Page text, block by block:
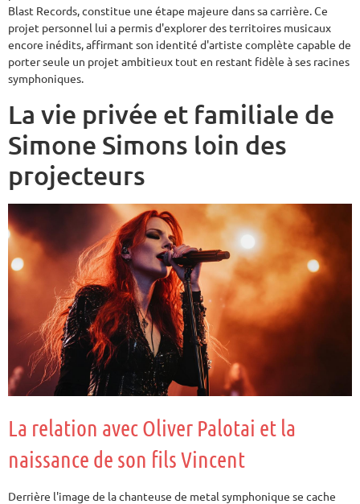
Blast Records, constitue une étape majeure dans sa carrière. Ce
projet personnel lui a permis d'explorer des territoires musicaux
encore inédits, affirmant son identité d'artiste complète capable de
porter seule un projet ambitieux tout en restant fidèle à ses racines
symphoniques.
La vie privée et familiale de
Simone Simons loin des
projecteurs
La relation avec Oliver Palotai et la
naissance de son fils Vincent
Derrière l'image de la chanteuse de metal symphonique se cache